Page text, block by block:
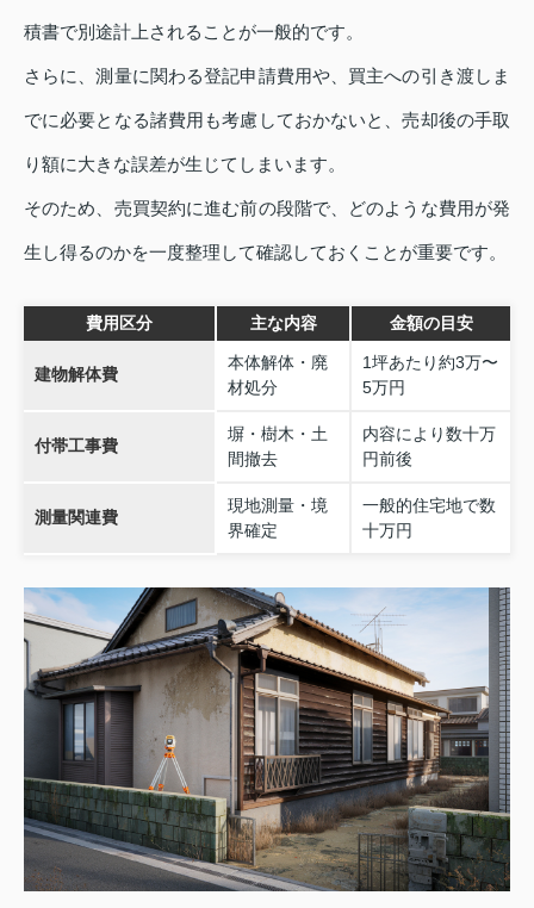
積書で別途計上されることが一般的です。
さらに、測量に関わる登記申請費用や、買主への引き渡しま
でに必要となる諸費用も考慮しておかないと、売却後の手取
り額に大きな誤差が生じてしまいます。
そのため、売買契約に進む前の段階で、どのような費用が発
生し得るのかを一度整理して確認しておくことが重要です。
費用区分 主な内容 金額の目安
建物解体費
本体解体・廃
材処分
1坪あたり約3万〜
5万円
付帯工事費
塀・樹木・土
間撤去
内容により数十万
円前後
測量関連費
現地測量・境
界確定
一般的住宅地で数
十万円